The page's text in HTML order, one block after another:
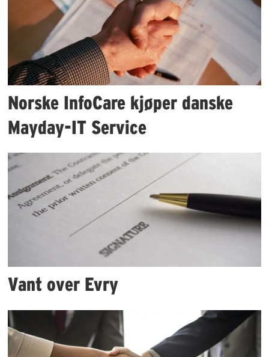
Norske InfoCare kjøper danske
Mayday-IT Service
Vant over Evry